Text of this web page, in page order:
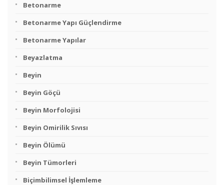
Betonarme
Betonarme Yapı Güçlendirme
Betonarme Yapılar
Beyazlatma
Beyin
Beyin Göçü
Beyin Morfolojisi
Beyin Omirilik Sıvısı
Beyin Ölümü
Beyin Tümorleri
Biçimbilimsel İşlemleme